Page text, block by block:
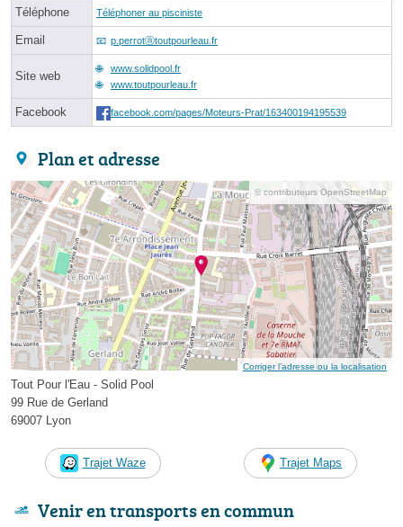
Téléphone Téléphoner au pisciniste
Email p.perrotⓐtoutpourleau.fr
Site web
www.solidpool.fr
www.toutpourleau.fr
Facebook facebook.com/pages/Moteurs-Prat/163400194195539
Plan et adresse
© contributeurs OpenStreetMap
Corriger l’adresse ou la localisation
Tout Pour l'Eau - Solid Pool
99 Rue de Gerland
69007 Lyon
Trajet Waze Trajet Maps
Venir en transports en commun